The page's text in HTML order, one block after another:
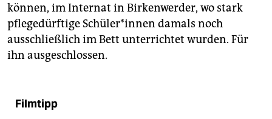
können, im Internat in Birkenwerder, wo stark
pflegedürftige Schüler*innen damals noch
ausschließlich im Bett unterrichtet wurden. Für
ihn ausgeschlossen.
Filmtipp